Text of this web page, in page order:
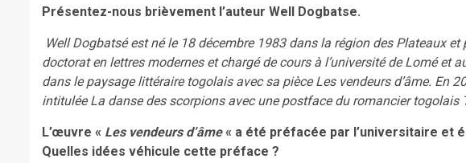
Présentez-nous brièvement l’auteur Well Dogbatse.
Well Dogbatsé est né le 18 décembre 1983 dans la région des Plateaux
doctorat en lettres modernes et chargé de cours à l’université de Lomé et
dans le paysage littéraire togolais avec sa pièce Les vendeurs d’âme. En
intitulée La danse des scorpions avec une postface du romancier togolais
L’œuvre « Les vendeurs d’âme« a été préfacée par l’universitaire et
Quelles idées véhicule cette préface ?